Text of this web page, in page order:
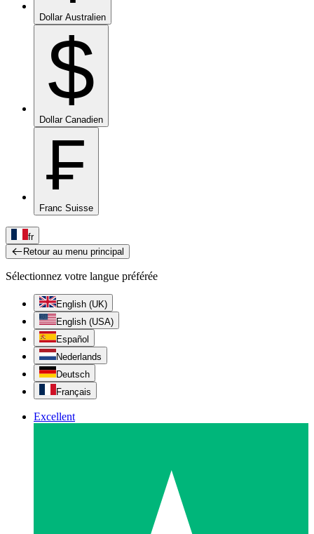
Dollar Australien
$
Dollar Canadien
₣
Franc Suisse
fr
Retour au menu principal
Sélectionnez votre langue préférée
English (UK)
English (USA)
Español
Nederlands
Deutsch
Français
Excellent